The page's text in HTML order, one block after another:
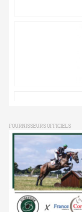
FOURNISSEURS OFFICIELS